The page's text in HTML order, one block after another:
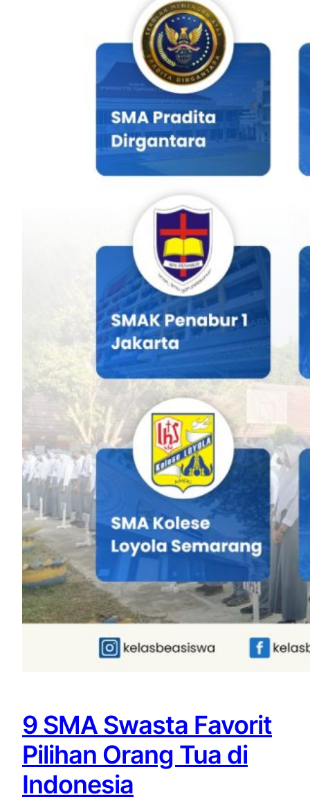
9 SMA Swasta Favorit
Pilihan Orang Tua di
Indonesia